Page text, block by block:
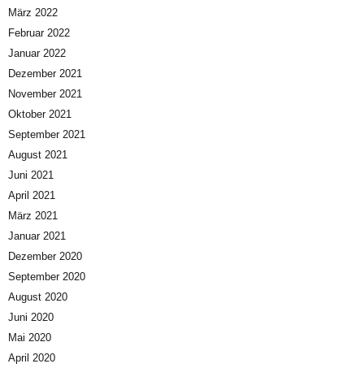
März 2022
Februar 2022
Januar 2022
Dezember 2021
November 2021
Oktober 2021
September 2021
August 2021
Juni 2021
April 2021
März 2021
Januar 2021
Dezember 2020
September 2020
August 2020
Juni 2020
Mai 2020
April 2020